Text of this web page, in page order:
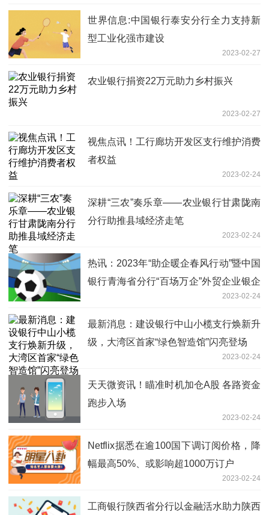
世界信息:中国银行泰安分行全力支持新
型工业化强市建设
2023-02-27
农业银行捐资22万元助力乡村振兴
2023-02-27
视焦点讯！工行廊坊开发区支行维护消费
者权益
2023-02-24
深耕“三农”奏乐章——农业银行甘肃陇南
分行助推县域经济走笔
2023-02-24
热讯：2023年“助企暖企春风行动”暨中国
银行青海省分行“百场万企”外贸企业银企
2023-02-24
最新消息：建设银行中山小榄支行焕新升
级，大湾区首家“绿色智造馆”闪亮登场
2023-02-24
天天微资讯！瞄准时机加仓A股 各路资金
跑步入场
2023-02-24
Netflix据悉在逾100国下调订阅价格，降
幅最高50%、或影响超1000万订户
2023-02-24
工商银行陕西省分行以金融活水助力陕西